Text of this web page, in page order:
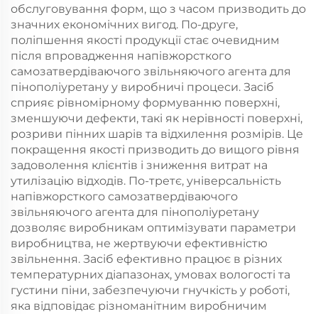
обслуговування форм, що з часом призводить до
значних економічних вигод. По-друге,
поліпшення якості продукції стає очевидним
після впровадження напівжорсткого
самозатвердіваючого звільняючого агента для
пінополіуретану у виробничі процеси. Засіб
сприяє рівномірному формуванню поверхні,
зменшуючи дефекти, такі як нерівності поверхні,
розриви пінних шарів та відхилення розмірів. Це
покращення якості призводить до вищого рівня
задоволення клієнтів і зниження витрат на
утилізацію відходів. По-третє, універсальність
напівжорсткого самозатвердіваючого
звільняючого агента для пінополіуретану
дозволяє виробникам оптимізувати параметри
виробництва, не жертвуючи ефективністю
звільнення. Засіб ефективно працює в різних
температурних діапазонах, умовах вологості та
густини піни, забезпечуючи гнучкість у роботі,
яка відповідає різноманітним виробничим